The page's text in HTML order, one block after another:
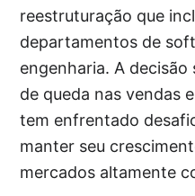
reestruturação que
departamentos de
engenharia. A
de queda nas vendas
tem enfrentado
manter seu
mercados altamente